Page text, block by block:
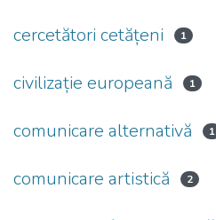
cercetători cetățeni 1
civilizație europeană 1
comunicare alternativă 1
comunicare artistică 2